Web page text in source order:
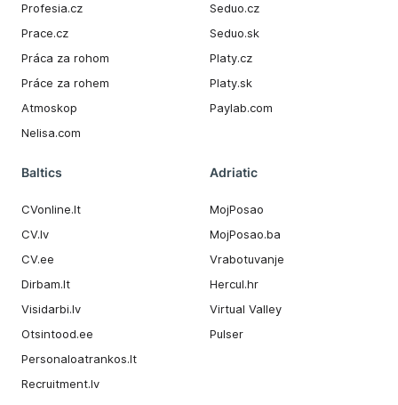
Profesia.cz
Prace.cz
Práca za rohom
Práce za rohem
Atmoskop
Nelisa.com
Seduo.cz
Seduo.sk
Platy.cz
Platy.sk
Paylab.com
Baltics
CVonline.lt
CV.lv
CV.ee
Dirbam.It
Visidarbi.lv
Otsintood.ee
Personaloatrankos.lt
Recruitment.lv
Adriatic
MojPosao
MojPosao.ba
Vrabotuvanje
Hercul.hr
Virtual Valley
Pulser